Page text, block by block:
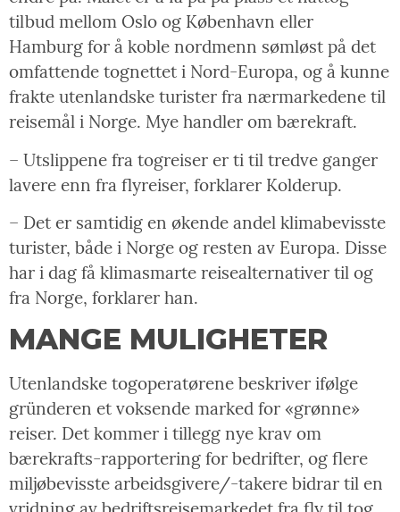
tilbud mellom Oslo og København eller
Hamburg for å koble nordmenn sømløst på det
omfattende tognettet i Nord-Europa, og å kunne
frakte utenlandske turister fra nærmarkedene til
reisemål i Norge. Mye handler om bærekraft.
– Utslippene fra togreiser er ti til tredve ganger
lavere enn fra flyreiser, forklarer Kolderup.
– Det er samtidig en økende andel klimabevisste
turister, både i Norge og resten av Europa. Disse
har i dag få klimasmarte reisealternativer til og
fra Norge, forklarer han.
MANGE MULIGHETER
Utenlandske togoperatørene beskriver ifølge
gründeren et voksende marked for «grønne»
reiser. Det kommer i tillegg nye krav om
bærekrafts-rapportering for bedrifter, og flere
miljøbevisste arbeidsgivere/-takere bidrar til en